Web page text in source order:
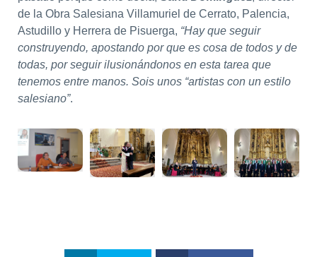
de la Obra Salesiana Villamuriel de Cerrato, Palencia,
Astudillo y Herrera de Pisuerga, “Hay que seguir
construyendo, apostando por que es cosa de todos y de
todas, por seguir ilusionándonos en esta tarea que
tenemos entre manos. Sois unos “artistas con un estilo
salesiano”.